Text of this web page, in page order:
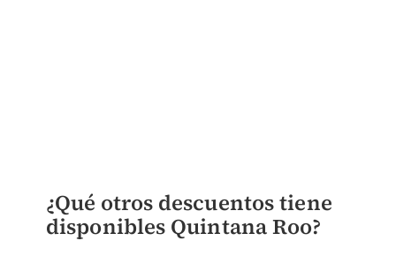
¿Qué otros descuentos tiene
disponibles Quintana Roo?